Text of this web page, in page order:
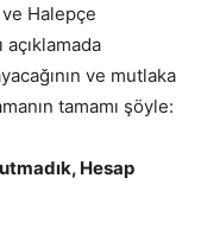
Halepçe
açıklamada
ve mutlaka
tamamı şöyle:
Hesap